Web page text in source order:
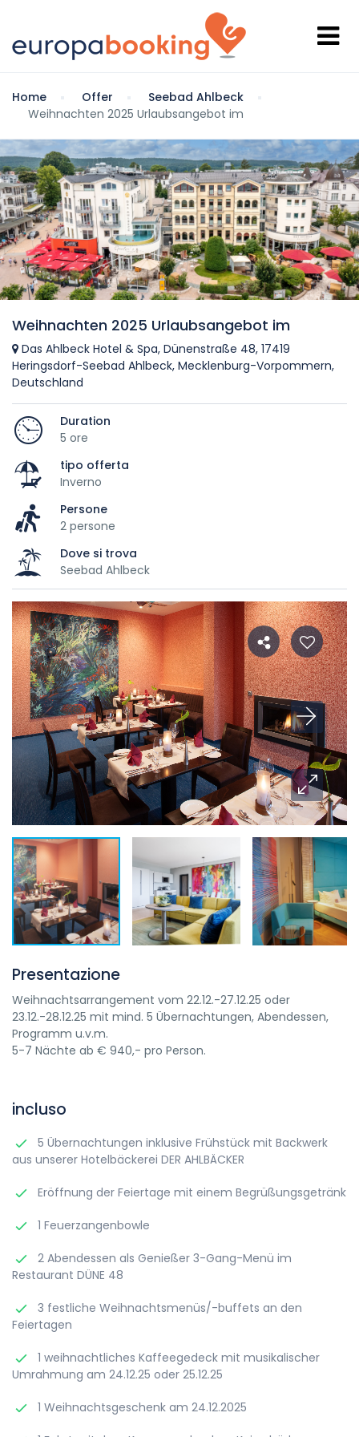
Home Offer
Seebad Ahlbeck
Weihnachten 2025 Urlaubsangebot im
Weihnachten 2025 Urlaubsangebot im
Das Ahlbeck Hotel & Spa, Dünenstraße 48, 17419
Heringsdorf-Seebad Ahlbeck, Mecklenburg-Vorpommern,
Deutschland
Duration
5 ore
tipo offerta
Inverno
Persone
2 persone
Dove si trova
Seebad Ahlbeck
Presentazione
Weihnachtsarrangement vom 22.12.-27.12.25 oder
23.12.-28.12.25 mit mind. 5 Übernachtungen, Abendessen,
Programm u.v.m.
5-7 Nächte ab € 940,- pro Person.
incluso
5 Übernachtungen inklusive Frühstück mit Backwerk
aus unserer Hotelbäckerei DER AHLBÄCKER
Eröffnung der Feiertage mit einem Begrüßungsgetränk
1 Feuerzangenbowle
2 Abendessen als Genießer 3-Gang-Menü im
Restaurant DÜNE 48
3 festliche Weihnachtsmenüs/-buffets an den
Feiertagen
1 weihnachtliches Kaffeegedeck mit musikalischer
Umrahmung am 24.12.25 oder 25.12.25
1 Weihnachtsgeschenk am 24.12.2025